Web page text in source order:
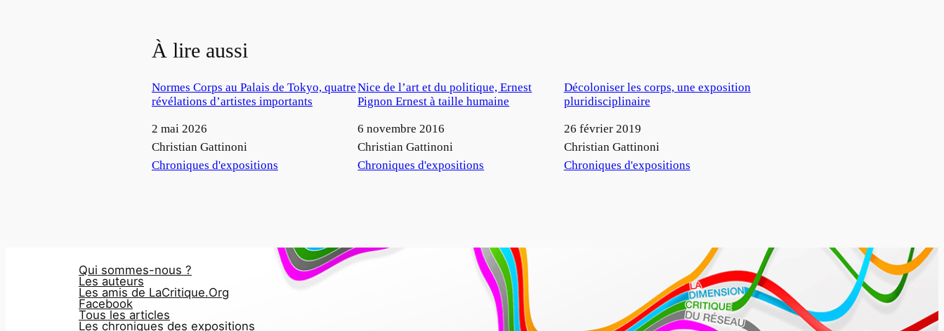
À lire aussi
Normes Corps au Palais de Tokyo, quatre
révélations d’artistes importants
Date
2 mai 2026
Auteur
Christian Gattinoni
Par rapport à
Chroniques d'expositions
Nice de l’art et du politique, Ernest
Pignon Ernest à taille humaine
Date
6 novembre 2016
Auteur
Christian Gattinoni
Par rapport à
Chroniques d'expositions
Décoloniser les corps, une exposition
pluridisciplinaire
Date
26 février 2019
Auteur
Christian Gattinoni
Par rapport à
Chroniques d'expositions
Qui sommes-nous ?
Les auteurs
Les amis de LaCritique.Org
Facebook
Tous les articles
Les chroniques des expositions